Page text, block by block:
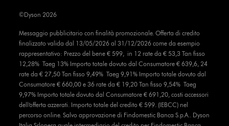
Messaggio pubblicitario con finalità promozionale. Offerta di credito
finalizzato valida dal 13/05/2026 al 31/12/2026 come da esempio
rappresentativo: Prezzo del bene € 599, in 12 rate da € 53,3 Tan fisso
12,28% Taeg 13% Importo totale dovuto dal Consumatore € 639,6, 24
rate da € 27,50 Tan fisso 9,49% Taeg 9,91% Importo totale dovuto dal
Consumatore € 660,00 e 36 rate da € 19,20 Tan fisso 9,54% Taeg
9,97% Importo totale dovuto dal Consumatore € 691,20, costi accessori
dell’offerta azzerati. Importo totale del credito € 599. (IEBCC) nel
percorso online. Salvo approvazione di Findomestic Banca S.p.A.. Dyson
©Dyson 2026